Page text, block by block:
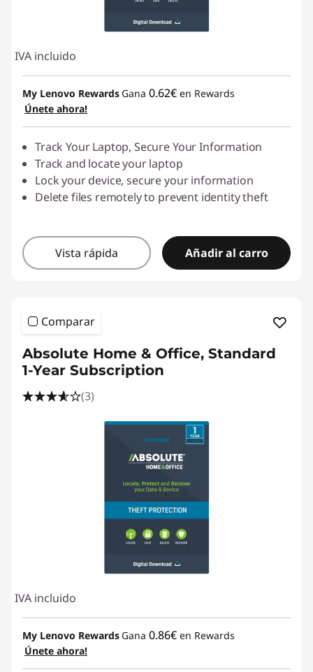
IVA incluido
My Lenovo Rewards Gana 0.62€ en Rewards
Únete ahora!
Track Your Laptop, Secure Your Information
Track and locate your laptop
Lock your device, secure your information
Delete files remotely to prevent identity theft
Vista rápida Añadir al carro
Comparar
Absolute Home & Office, Standard
1-Year Subscription
(3)
IVA incluido
My Lenovo Rewards Gana 0.86€ en Rewards
Únete ahora!